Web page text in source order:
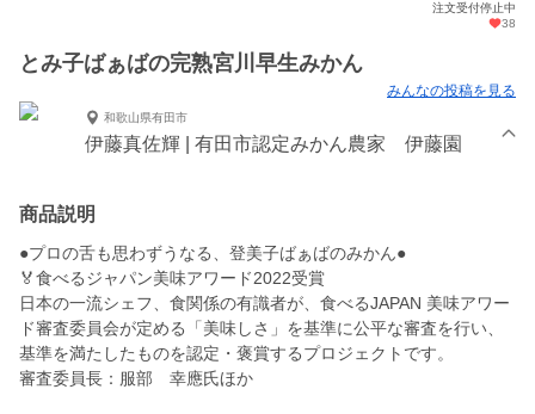
注文受付停止中
38
とみ子ばぁばの完熟宮川早生みかん
みんなの投稿を見る
和歌山県有田市
伊藤真佐輝 | 有田市認定みかん農家 伊藤園
商品説明
●プロの舌も思わずうなる、登美子ばぁばのみかん●
🏅食べるジャパン美味アワード2022受賞
日本の一流シェフ、食関係の有識者が、食べるJAPAN 美味アワー
ド審査委員会が定める「美味しさ」を基準に公平な審査を行い、
基準を満たしたものを認定・褒賞するプロジェクトです。
審査委員長：服部 幸應氏ほか